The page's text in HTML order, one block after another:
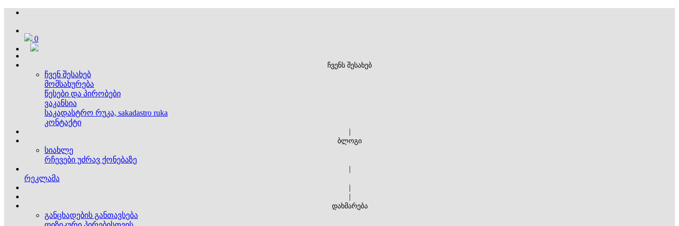
0
ჩვენს შესახებ
ჩვენ შესახებ
მომსახურება
წესები და პირობები
ვაკანსია
საკადასტრო რუკა, sakadastro ruka
კონტაქტი
|
ბლოგი
სიახლე
რჩევები უძრავ ქონებაზე
|
რეკლამა
|
|
დახმარება
განცხადების განთავსება